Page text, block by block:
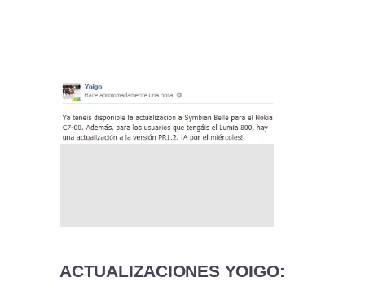
ACTUALIZACIONES YOIGO: